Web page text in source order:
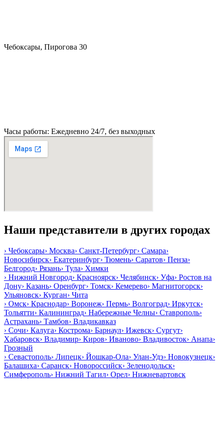
Чебоксары, Пирогова 30
Часы работы: Ежедневно 24/7, без выходных
Наши представители в других городах
› Чебоксары› Москва› Санкт-Петербург› Самара›
Новосибирск› Екатеринбург› Тюмень› Саратов› Пенза›
Белгород› Рязань› Тула› Химки
› Нижний Новгород› Красноярск› Челябинск› Уфа› Ростов на
Дону› Казань› Оренбург› Томск› Кемерево› Магнитогорск›
Ульяновск› Курган› Чита
› Омск› Краснодар› Воронеж› Пермь› Волгоград› Иркутск›
Тольятти› Калининград› Набережные Челны› Ставрополь›
Астрахань› Тамбов› Владикавказ
› Сочи› Калуга› Кострома› Барнаул› Ижевск› Сургут›
Хабаровск› Владимир› Киров› Иваново› Владивосток› Анапа›
Грозный
› Севастополь› Липецк› Йошкар-Ола› Улан-Удэ› Новокузнецк›
Балашиха› Саранск› Новороссийск› Зеленодольск›
Симферополь› Нижний Тагил› Орел› Нижневартовск